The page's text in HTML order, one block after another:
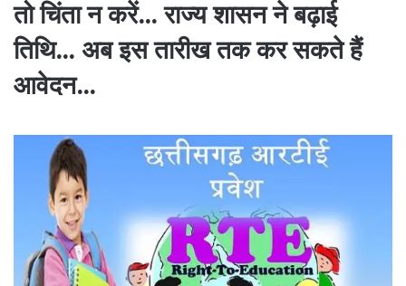
तो चिंता न करें… राज्य शासन ने बढ़ाई
तिथि… अब इस तारीख तक कर सकते हैं
आवेदन…